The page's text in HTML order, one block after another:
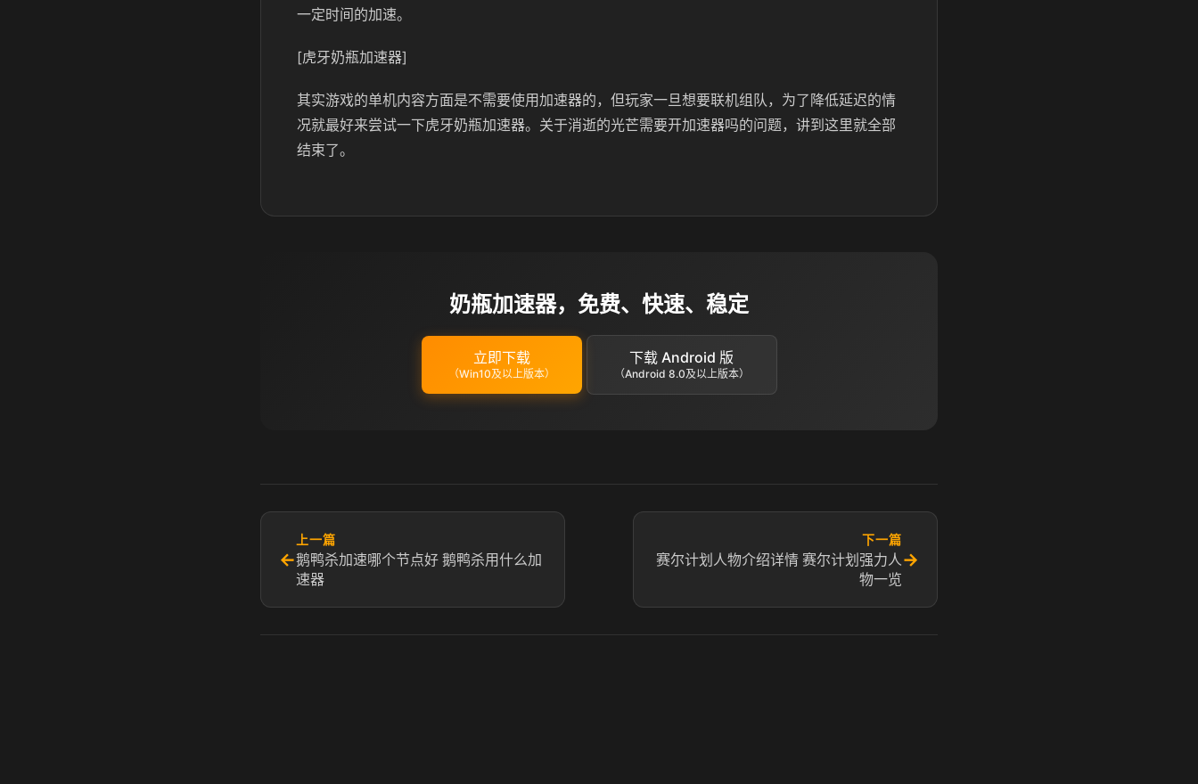
一定时间的加速。
[虎牙奶瓶加速器]
其实游戏的单机内容方面是不需要使用加速器的，但玩家一旦想要联机组队，为了降低延迟的情
况就最好来尝试一下虎牙奶瓶加速器。关于消逝的光芒需要开加速器吗的问题，讲到这里就全部
结束了。
奶瓶加速器，免费、快速、稳定
立即下载
（Win10及以上版本）
下载 Android 版
（Android 8.0及以上版本）
←
上一篇
鹅鸭杀加速哪个节点好 鹅鸭杀用什么加
速器
下一篇
赛尔计划人物介绍详情 赛尔计划强力人
物一览
→